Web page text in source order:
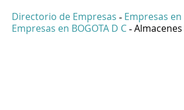
Directorio de Empresas - Empresas en
Empresas en BOGOTA D C -